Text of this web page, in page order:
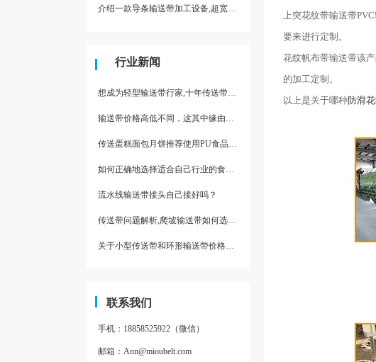
介绍一款导条输送带加工设备,超宽输送带利器
行业新闻
想成为轻型输送带行家,十年传送带师傅教你三招
输送带价格高低不同，这其中缘由你清楚了吗
传送蛋糕面包月饼推荐使用PU食品级输送带
如何正确地选择适合自己行业的食品输送带
流水线输送带接头自己接好吗？
传送带问题解析,爬坡输送带如何选择,推荐一款防滑输送带
关于小型传送带和环形输送带价格，他们有什么区别点。
联系我们
手机：18858525922（微信）
邮箱：Ann@mioubelt.com
上突花纹带输送带PVC
要来进行定制。
花纹帆布带输送带该
的加工定制。
以上是关于哪种防滑